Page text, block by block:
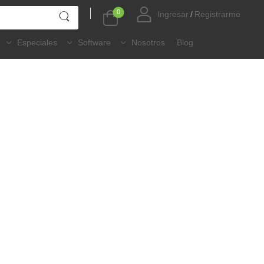
0 Ingresar / Registrarme
Especiales Software Nosotros Blog